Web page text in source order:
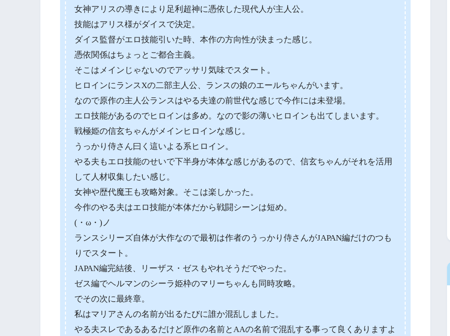
女神アリスの導きにより足利超神に憑依した現代人が主人公。
技能はアリス様がダイスで決定。
ダイス監督がエロ技能引いた時、本作の方向性が決まった感じ。
憑依関係はちょっとご都合主義。
そこはメインじゃないのでアッサリ気味でスタート。
ヒロインにランスXの二部主人公、ランスの娘のエールちゃんがいます。
なので原作の主人公ランスはやる夫達の前世代な感じで今作には未登場。
エロ技能があるのでヒロインは多め。なので影の薄いヒロインも出てしまいます。
戦極姫の信玄ちゃんがメインヒロインな感じ。
うっかり侍さん曰く這いよる系ヒロイン。
やる夫もエロ技能のせいで下半身が本体な感じがあるので、信玄ちゃんがそれを活用
して人材収集したい感じ。
女神や歴代魔王も攻略対象。そこは楽しかった。
今作のやる夫はエロ技能が本体だから戦闘シーンは短め。
(・ω・)ノ
ランスシリーズ自体が大作なので最初は作者のうっかり侍さんがJAPAN編だけのつも
りでスタート。
JAPAN編完結後、リーザス・ゼスもやれそうだでやった。
ゼス編でヘルマンのシーラ姫枠のマリーちゃんも同時攻略。
でその次に最終章。
私はマリアさんの名前が出るたびに誰か混乱しました。
やる夫スレであるあるだけど原作の名前とAAの名前で混乱する事って良くありますよ